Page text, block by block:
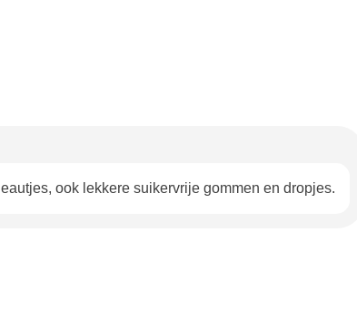
ook lekkere suikervrije gommen en dropjes.